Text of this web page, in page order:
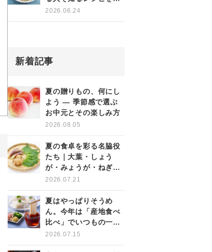
紹介！
2026.06.24
新着記事
夏の贈りもの、何にし
よう ― 季節感で選ぶ
お中元とその楽しみ方
2026.08.05
夏の食卓を彩る名脇役
たち｜大葉・しょう
が・みょうが・ねぎの
薬味を使いこなす
2026.07.21
夏はやっぱりそうめ
ん。今年は「産地食べ
比べ」でいつもの一杯
をもっと楽しく
2026.07.15